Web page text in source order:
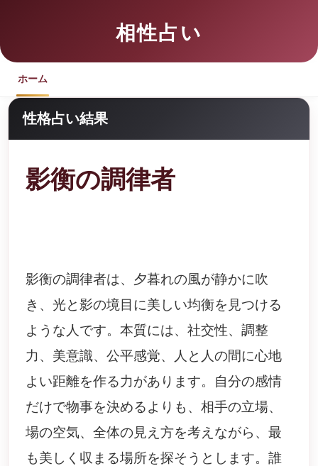
相性占い
ホーム
性格占い結果
影衡の調律者
影衡の調律者は、夕暮れの風が静かに吹
き、光と影の境目に美しい均衡を見つける
ような人です。本質には、社交性、調整
力、美意識、公平感覚、人と人の間に心地
よい距離を作る力があります。自分の感情
だけで物事を決めるよりも、相手の立場、
場の空気、全体の見え方を考えながら、最
も美しく収まる場所を探そうとします。誰